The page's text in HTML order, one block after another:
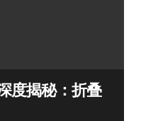
度揭秘：折叠